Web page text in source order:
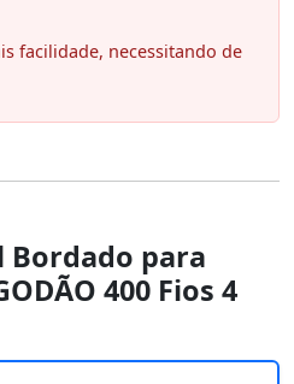
facilidade, necessitando de
Bordado para
400 Fios 4